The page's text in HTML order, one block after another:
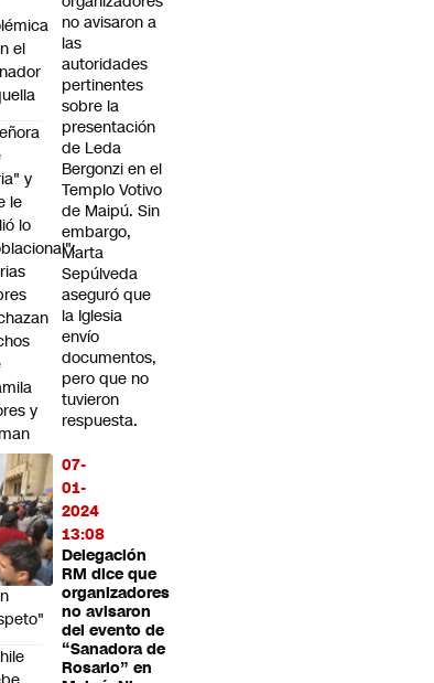
no avisaron a
las
autoridades
pertinentes
sobre la
presentación
de Leda
Bergonzi en el
Templo Votivo
de Maipú. Sin
embargo,
Marta
Sepúlveda
aseguró que
la Iglesia
envío
documentos,
pero que no
tuvieron
respuesta.
07-
01-
2024
13:08
Delegación
RM dice que
organizadores
no avisaron
del evento de
“Sanadora de
Rosario” en
el
y
le
lo
y